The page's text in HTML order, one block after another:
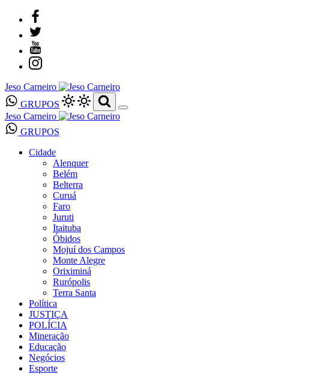
Jeso Carneiro
GRUPOS
Jeso Carneiro
GRUPOS
Cidade
Alenquer
Belém
Belterra
Curuá
Faro
Juruti
Itaituba
Óbidos
Mojuí dos Campos
Monte Alegre
Oriximiná
Rurópolis
Terra Santa
Política
JUSTIÇA
POLÍCIA
Mineração
Educação
Negócios
Esporte